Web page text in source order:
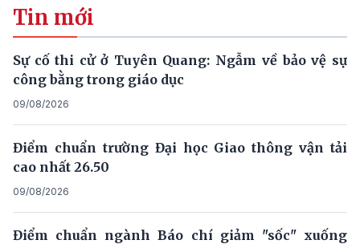
Tin mới
Sự cố thi cử ở Tuyên Quang: Ngẫm về bảo vệ sự
công bằng trong giáo dục
09/08/2026
Điểm chuẩn trường Đại học Giao thông vận tải
cao nhất 26.50
09/08/2026
Điểm chuẩn ngành Báo chí giảm "sốc" xuống